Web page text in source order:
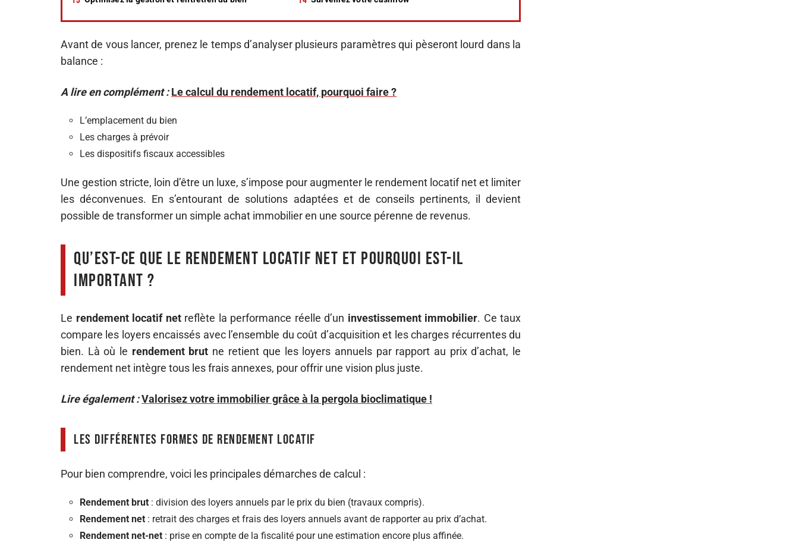
Avant de vous lancer, prenez le temps d’analyser plusieurs paramètres qui pèseront lourd dans la
balance :
A lire en complément : Le calcul du rendement locatif, pourquoi faire ?
L’emplacement du bien
Les charges à prévoir
Les dispositifs fiscaux accessibles
Une gestion stricte, loin d’être un luxe, s’impose pour augmenter le rendement locatif net et limiter
les déconvenues. En s’entourant de solutions adaptées et de conseils pertinents, il devient
possible de transformer un simple achat immobilier en une source pérenne de revenus.
Qu’est-ce que le rendement locatif net et pourquoi est-il
important ?
Le rendement locatif netreflète la performance réelle d’un investissement immobilier. Ce taux
compare les loyers encaissés avec l’ensemble du coût d’acquisition et les charges récurrentes du
bien. Là où le rendement brut ne retient que les loyers annuels par rapport au prix d’achat, le
rendement net intègre tous les frais annexes, pour offrir une vision plus juste.
Lire également :Valorisez votre immobilier grâce à la pergola bioclimatique !
Les différentes formes de rendement locatif
Pour bien comprendre, voici les principales démarches de calcul :
Rendement brut : division des loyers annuels par le prix du bien (travaux compris).
Rendement net : retrait des charges et frais des loyers annuels avant de rapporter au prix d’achat.
Rendement net-net : prise en compte de la fiscalité pour une estimation encore plus affinée.